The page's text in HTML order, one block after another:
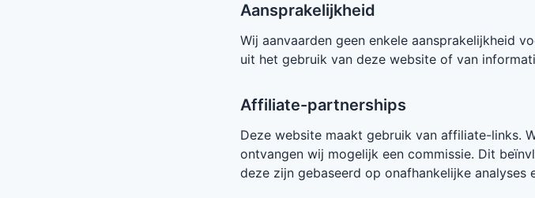
Aansprakelijkheid
Wij aanvaarden geen enkele aansprakelijkheid
uit het gebruik van deze website of van
Affiliate-partnerships
Deze website maakt gebruik van affiliate-links.
ontvangen wij mogelijk een commissie. Dit
deze zijn gebaseerd op onafhankelijke analyses